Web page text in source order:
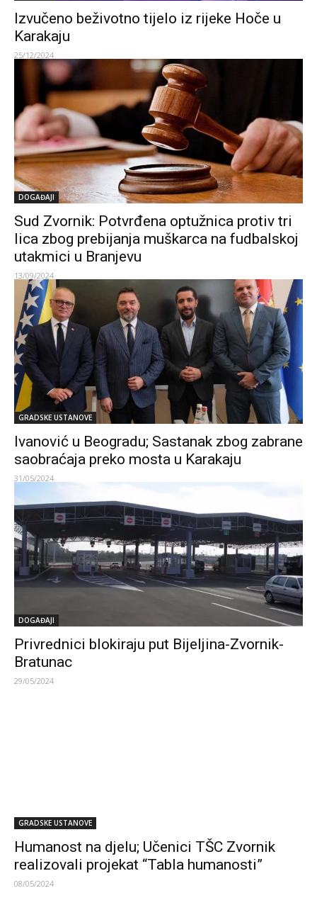
Izvučeno beživotno tijelo iz rijeke Hoče u
Karakaju
25/12/2024
DOGAĐAJI
Sud Zvornik: Potvrđena optužnica protiv tri
lica zbog prebijanja muškarca na fudbalskoj
utakmici u Branjevu
13/09/2024
GRADSKE USTANOVE
Ivanović u Beogradu; Sastanak zbog zabrane
saobraćaja preko mosta u Karakaju
31/05/2024
DOGAĐAJI
Privrednici blokiraju put Bijeljina-Zvornik-
Bratunac
29/05/2024
GRADSKE USTANOVE
Humanost na djelu; Učenici TŠC Zvornik
realizovali projekat “Tabla humanosti”
08/05/2024